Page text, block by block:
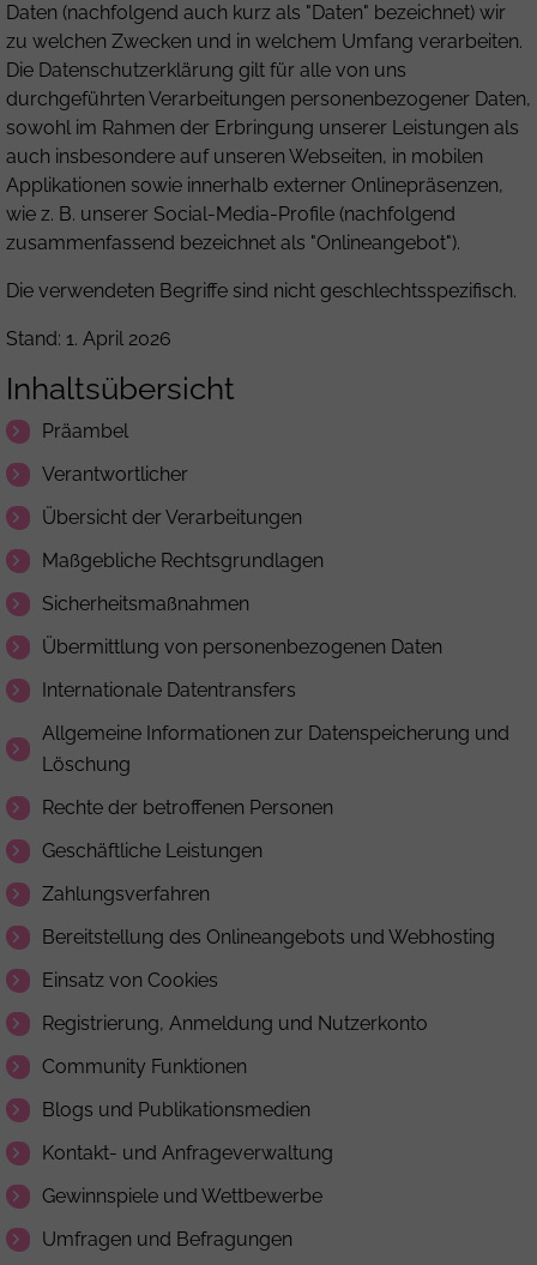
Daten (nachfolgend auch kurz als "Daten" bezeichnet) wir
zu welchen Zwecken und in welchem Umfang verarbeiten.
Die Datenschutzerklärung gilt für alle von uns
durchgeführten Verarbeitungen personenbezogener Daten,
sowohl im Rahmen der Erbringung unserer Leistungen als
auch insbesondere auf unseren Webseiten, in mobilen
Applikationen sowie innerhalb externer Onlinepräsenzen,
wie z. B. unserer Social-Media-Profile (nachfolgend
zusammenfassend bezeichnet als "Onlineangebot").
Die verwendeten Begriffe sind nicht geschlechtsspezifisch.
Stand: 1. April 2026
Inhaltsübersicht
Präambel
Verantwortlicher
Übersicht der Verarbeitungen
Maßgebliche Rechtsgrundlagen
Sicherheitsmaßnahmen
Übermittlung von personenbezogenen Daten
Internationale Datentransfers
Allgemeine Informationen zur Datenspeicherung und
Löschung
Rechte der betroffenen Personen
Geschäftliche Leistungen
Zahlungsverfahren
Bereitstellung des Onlineangebots und Webhosting
Einsatz von Cookies
Registrierung, Anmeldung und Nutzerkonto
Community Funktionen
Blogs und Publikationsmedien
Kontakt- und Anfrageverwaltung
Gewinnspiele und Wettbewerbe
Umfragen und Befragungen